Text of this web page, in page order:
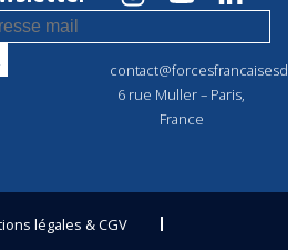
6 rue Muller – Paris,
France
légales & CGV